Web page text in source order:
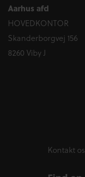
Aarhus afd
HOVEDKONTOR
Skanderborgvej 156
8260 Viby J
Kontakt os